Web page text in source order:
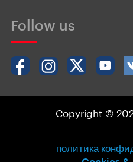
Follow us
Copyright ©
политика